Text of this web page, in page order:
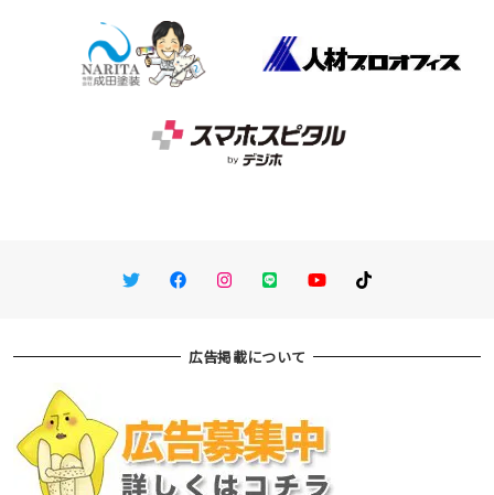
TwitterFacebookInstagram
LINE You TubeTikTok
広告掲載について